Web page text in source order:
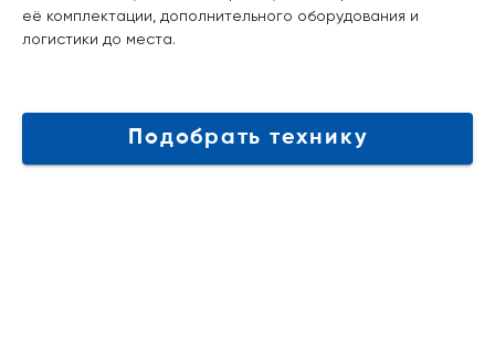
её комплектации, дополнительного оборудования и
логистики до места.
Подобрать технику